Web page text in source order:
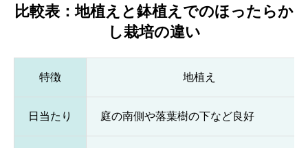
比較表：地植えと鉢植えでのほったらか
し栽培の違い
特徴 地植え
日当たり 庭の南側や落葉樹の下など良好